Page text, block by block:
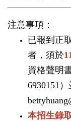
注意事項：
已報到正
者，須於
資格聲明
6930151
本招生錄